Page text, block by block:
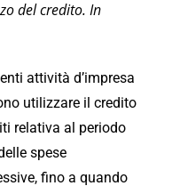
del credito. In
attività d’impresa
utilizzare il credito
relativa al periodo
spese
fino a quando